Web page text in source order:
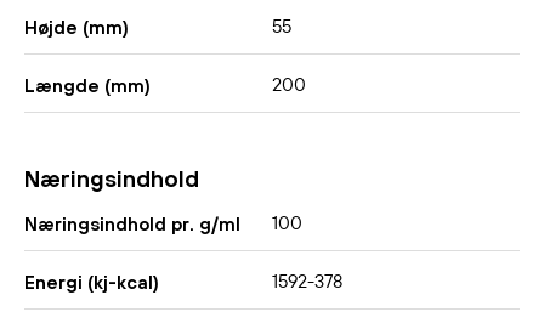
Højde (mm) 55
Længde (mm) 200
Næringsindhold
Næringsindhold pr. g/ml 100
Energi (kj-kcal) 1592-378